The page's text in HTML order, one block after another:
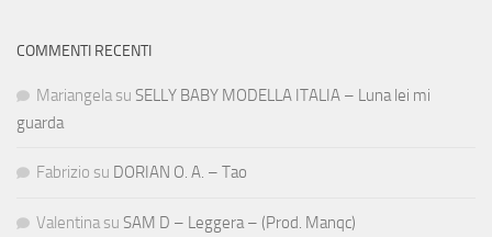
COMMENTI RECENTI
Mariangela su SELLY BABY MODELLA ITALIA – Luna lei mi
guarda
Fabrizio su DORIAN O. A. – Tao
Valentina su SAM D – Leggera – (Prod. Manqc)